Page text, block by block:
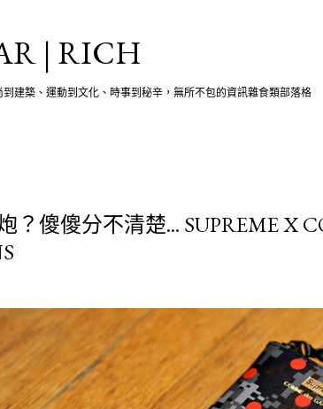
| RICH
建築、運動到文化、時事到秘辛，無所不包的資訊雜食類部落格
？傻傻分不清楚... SUPREME X